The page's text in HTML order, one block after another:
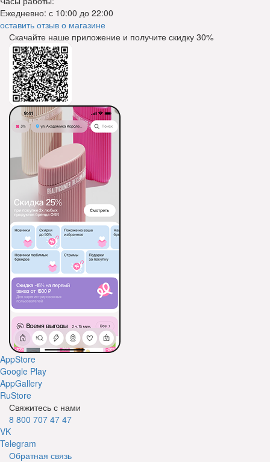
Ежедневно: с 10:00 до 22:00
оставить отзыв о магазине
Скачайте наше приложение и получите скидку 30%
AppStore
Google Play
AppGallery
RuStore
Свяжитесь с нами
8 800 707 47 47
VK
Telegram
Обратная связь